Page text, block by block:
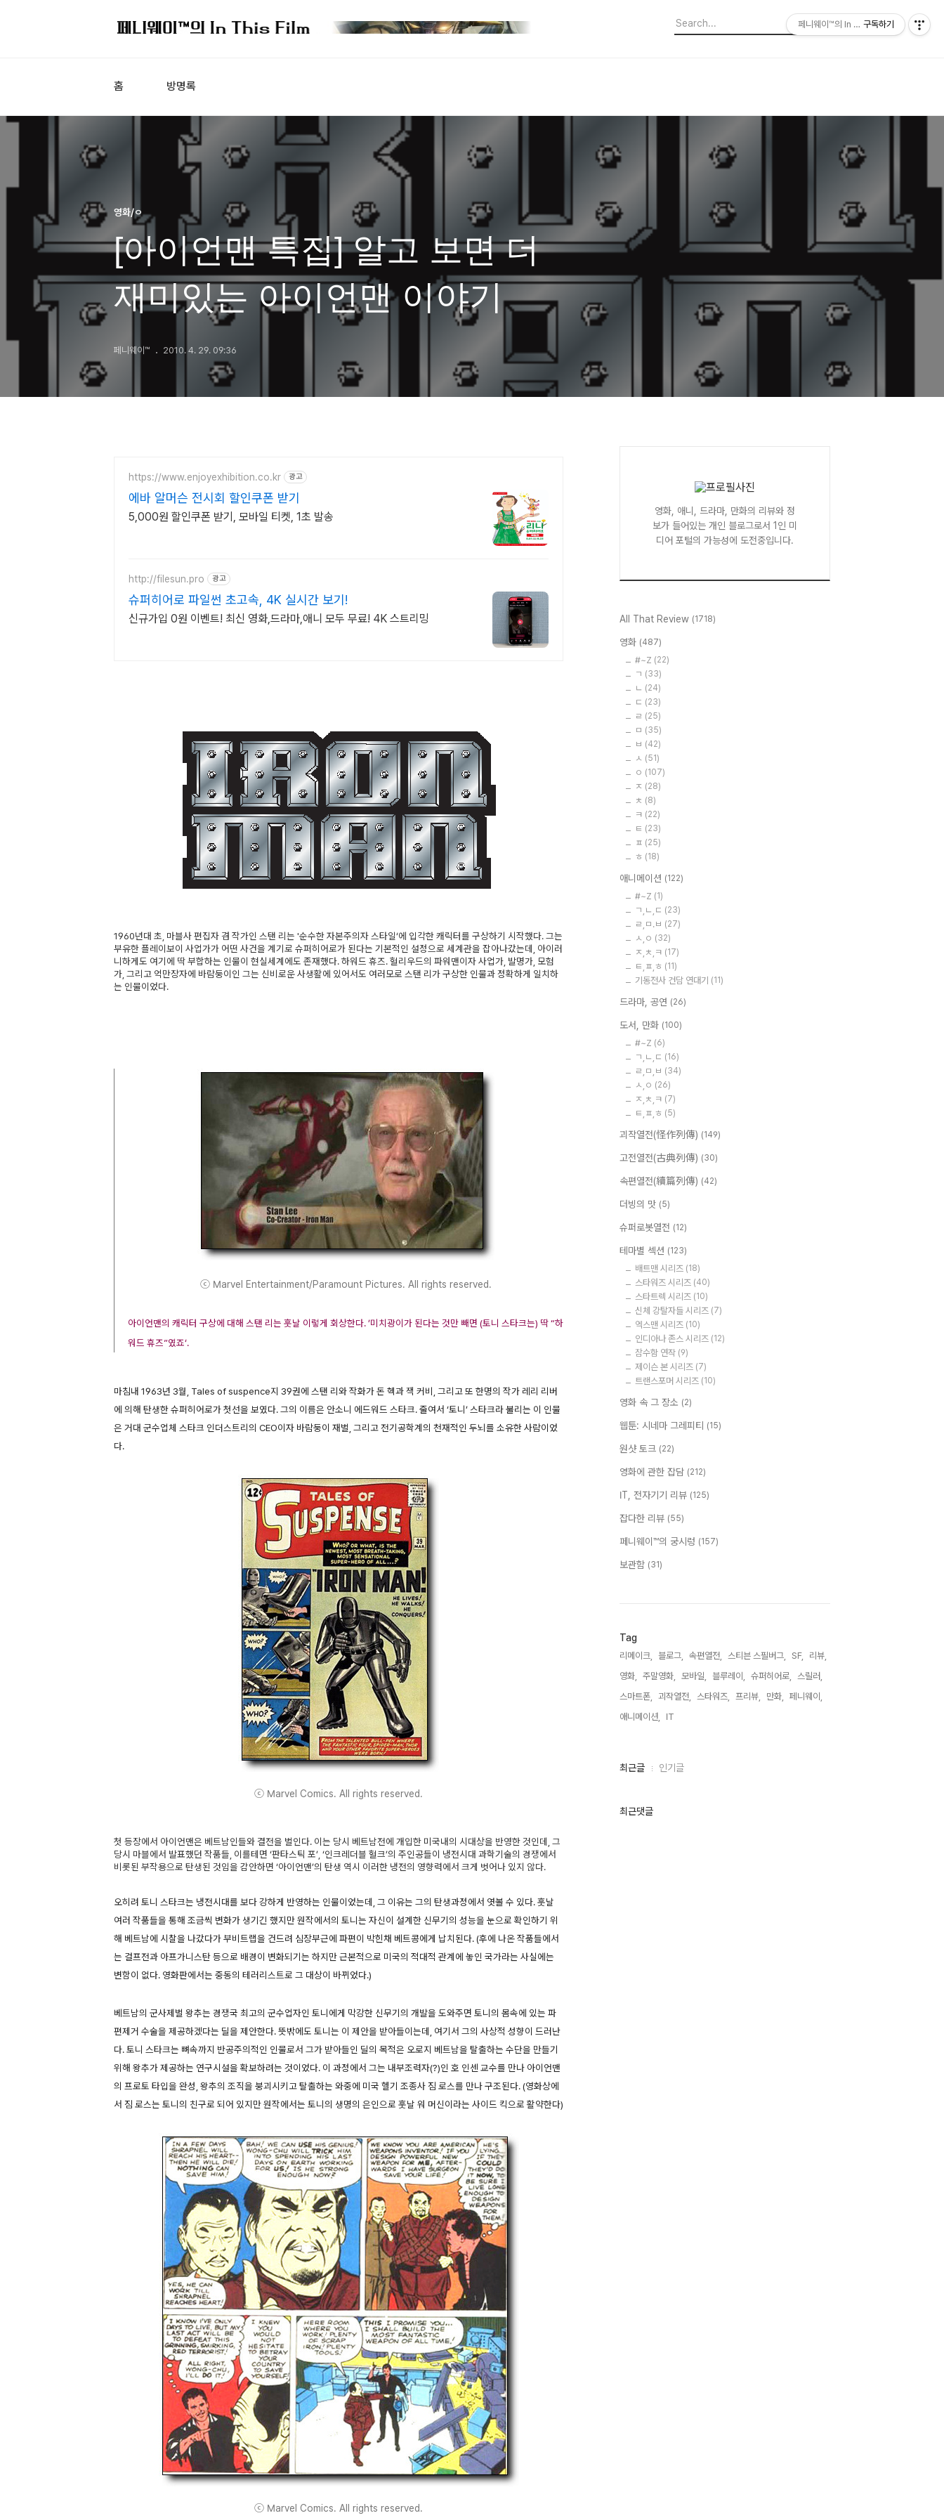
홈 방명록
영화/ㅇ
[아이언맨 특집] 알고 보면 더
재미있는 아이언맨 이야기
페니웨이™ 2010. 4. 29. 09:36
https://www.enjoyexhibition.co.kr 광고
에바 알머슨 전시회 할인쿠폰 받기
5,000원 할인쿠폰 받기, 모바일 티켓, 1초 발송
http://filesun.pro 광고
슈퍼히어로 파일썬 초고속, 4K 실시간 보기!
신규가입 0원 이벤트! 최신 영화,드라마,애니 모두 무료! 4K 스트리밍
1960년대 초, 마블사 편집자 겸 작가인 스탠 리는 '순수한 자본주의자 스타일‘에 입각한 캐릭터를 구상하기 시작했다. 그는
부유한 플레이보이 사업가가 어떤 사건을 계기로 슈퍼히어로가 된다는 기본적인 설정으로 세계관을 잡아나갔는데, 아이러
니하게도 여기에 딱 부합하는 인물이 현실세계에도 존재했다. 하워드 휴즈. 헐리우드의 파워맨이자 사업가, 발명가, 모험
가, 그리고 억만장자에 바람둥이인 그는 신비로운 사생활에 있어서도 여러모로 스탠 리가 구상한 인물과 정확하게 일치하
는 인물이었다.
ⓒ Marvel Entertainment/Paramount Pictures. All rights reserved.
아이언맨의 캐릭터 구상에 대해 스탠 리는 훗날 이렇게 회상한다. ’미치광이가 된다는 것만 빼면 (토니 스타크는) 딱 “하
워드 휴즈”였죠‘.
마침내 1963년 3월, Tales of suspence지 39권에 스탠 리와 작화가 돈 헥과 잭 커비, 그리고 또 한명의 작가 레리 리버
에 의해 탄생한 슈퍼히어로가 첫선을 보였다. 그의 이름은 안소니 에드워드 스타크. 줄여서 ‘토니’ 스타크라 불리는 이 인물
은 거대 군수업체 스타크 인더스트리의 CEO이자 바람둥이 재벌, 그리고 전기공학계의 천재적인 두뇌를 소유한 사람이었
다.
ⓒ Marvel Comics. All rights reserved.
첫 등장에서 아이언맨은 베트남인들와 결전을 벌인다. 이는 당시 베트남전에 개입한 미국내의 시대상을 반영한 것인데, 그
당시 마블에서 발표했던 작품들, 이를테면 ‘판타스틱 포’, ‘인크레더블 헐크’의 주인공들이 냉전시대 과학기술의 경쟁에서
비롯된 부작용으로 탄생된 것임을 감안하면 ‘아이언맨’의 탄생 역시 이러한 냉전의 영향력에서 크게 벗어나 있지 않다.
오히려 토니 스타크는 냉전시대를 보다 강하게 반영하는 인물이었는데, 그 이유는 그의 탄생과정에서 엿볼 수 있다. 훗날
여러 작품들을 통해 조금씩 변화가 생기긴 했지만 원작에서의 토니는 자신이 설계한 신무기의 성능을 눈으로 확인하기 위
해 베트남에 시찰을 나갔다가 부비트랩을 건드려 심장부근에 파편이 박힌채 베트콩에게 납치된다. (후에 나온 작품들에서
는 걸프전과 아프가니스탄 등으로 배경이 변화되기는 하지만 근본적으로 미국의 적대적 관계에 놓인 국가라는 사실에는
변함이 없다. 영화판에서는 중동의 테러리스트로 그 대상이 바뀌었다.)
베트남의 군사제벌 왕추는 경쟁국 최고의 군수업자인 토니에게 막강한 신무기의 개발을 도와주면 토니의 몸속에 있는 파
편제거 수술을 제공하겠다는 딜을 제안한다. 뜻밖에도 토니는 이 제안을 받아들이는데, 여기서 그의 사상적 성향이 드러난
다. 토니 스타크는 뼈속까지 반공주의적인 인물로서 그가 받아들인 딜의 목적은 오로지 베트남을 탈출하는 수단을 만들기
위해 왕추가 제공하는 연구시설을 확보하려는 것이었다. 이 과정에서 그는 내부조력자(?)인 호 인센 교수를 만나 아이언맨
의 프로토 타입을 완성, 왕추의 조직을 붕괴시키고 탈출하는 와중에 미국 헬기 조종사 짐 로스를 만나 구조된다. (영화상에
서 짐 로스는 토니의 친구로 되어 있지만 원작에서는 토니의 생명의 은인으로 훗날 워 머신이라는 사이드 킥으로 활약한다)
ⓒ Marvel Comics. All rights reserved.
영화, 애니, 드라마, 만화의 리뷰와 정
보가 들어있는 개인 블로그로서 1인 미
디어 포털의 가능성에 도전중입니다.
All That Review (1718)
영화 (487)
#~Z (22)
ㄱ (33)
ㄴ (24)
ㄷ (23)
ㄹ (25)
ㅁ (35)
ㅂ (42)
ㅅ (51)
ㅇ (107)
ㅈ (28)
ㅊ (8)
ㅋ (22)
ㅌ (23)
ㅍ (25)
ㅎ (18)
애니메이션 (122)
#~Z (1)
ㄱ,ㄴ,ㄷ (23)
ㄹ,ㅁ.ㅂ (27)
ㅅ,ㅇ (32)
ㅈ,ㅊ,ㅋ (17)
ㅌ,ㅍ,ㅎ (11)
기동전사 건담 연대기 (11)
드라마, 공연 (26)
도서, 만화 (100)
#~Z (6)
ㄱ,ㄴ,ㄷ (16)
ㄹ,ㅁ,ㅂ (34)
ㅅ,ㅇ (26)
ㅈ,ㅊ,ㅋ (7)
ㅌ,ㅍ,ㅎ (5)
괴작열전(怪作列傳) (149)
고전열전(古典列傳) (30)
속편열전(續篇列傳) (42)
더빙의 맛 (5)
슈퍼로봇열전 (12)
테마별 섹션 (123)
배트맨 시리즈 (18)
스타워즈 시리즈 (40)
스타트렉 시리즈 (10)
신체 강탈자들 시리즈 (7)
엑스맨 시리즈 (10)
인디아나 존스 시리즈 (12)
잠수함 연작 (9)
제이슨 본 시리즈 (7)
트랜스포머 시리즈 (10)
영화 속 그 장소 (2)
웹툰: 시네마 그레피티 (15)
원샷 토크 (22)
영화에 관한 잡담 (212)
IT, 전자기기 리뷰 (125)
잡다한 리뷰 (55)
페니웨이™의 궁시렁 (157)
보관함 (31)
Tag
리메이크, 블로그, 속편열전, 스티븐 스필버그, SF,
리뷰,
영화,
주말영화, 모바일, 블루레이, 슈퍼히어로,
스릴러,
스마트폰,
괴작열전, 스타워즈, 프리뷰, 만화,
페니웨이,
애니메이션,
IT,
최
인
최근글 인기글
최근댓글
페니웨이™의 In This Film
구독하기